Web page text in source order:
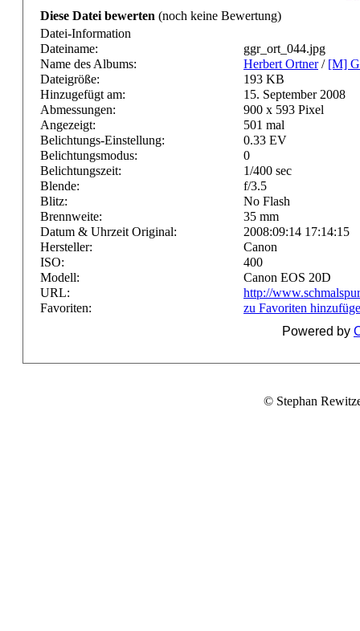
Diese Datei bewerten (noch keine Bewertung)
Datei-Information
Dateiname:
ggr_ort_044.jpg
Name des Albums:
Herbert Ortner/ [M]
Dateigröße:
193 KB
Hinzugefügt am:
15. September 2008
Abmessungen:
900 x 593 Pixel
Angezeigt:
501 mal
Belichtungs-Einstellung:
0.33 EV
Belichtungsmodus:
0
Belichtungszeit:
1/400 sec
Blende:
f/3.5
Blitz:
No Flash
Brennweite:
35 mm
Datum & Uhrzeit Original:
2008:09:14 17:14:15
Hersteller:
Canon
ISO:
400
Modell:
Canon EOS 20D
URL:
http://
Favoriten:
zu Favoriten
Powered by
© Stephan